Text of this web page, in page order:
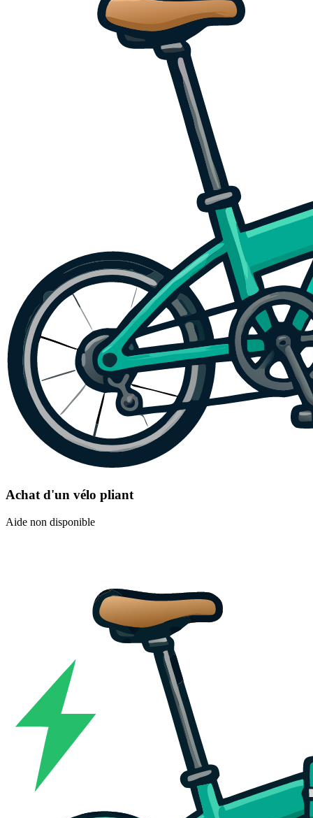
Achat d'un vélo pliant
Aide non disponible